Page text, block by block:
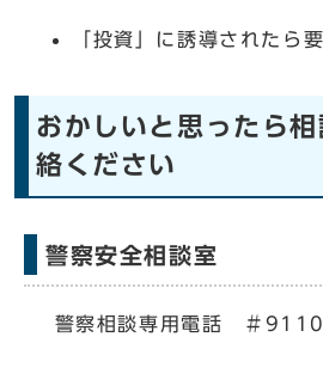
「投資」に誘導されたら
おかしいと思ったら
絡ください
警察安全相談室
警察相談専用電話 ＃9110